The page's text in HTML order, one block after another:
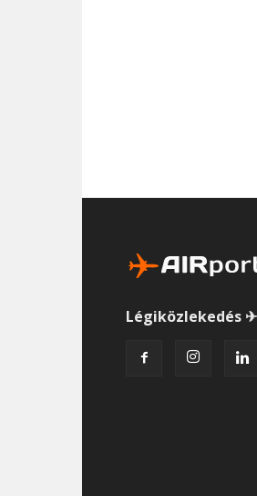
Légiközlekedés